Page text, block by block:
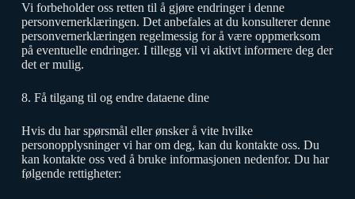
Vi forbeholder oss retten til å gjøre endringer i denne
personvernerklæringen. Det anbefales at du konsulterer denne
personvernerklæringen regelmessig for å være oppmerksom
på eventuelle endringer. I tillegg vil vi aktivt informere deg der
det er mulig.
8. Få tilgang til og endre dataene dine
Hvis du har spørsmål eller ønsker å vite hvilke
personopplysninger vi har om deg, kan du kontakte oss. Du
kan kontakte oss ved å bruke informasjonen nedenfor. Du har
følgende rettigheter: